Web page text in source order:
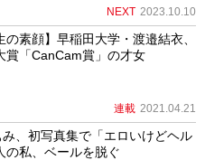
NEXT 2023.10.10
の素顔】早稲田大学・渡邉結衣、
賞「CanCam賞」の才女
連載 2021.04.21
、初写真集で「エロいけどヘル
の私、ベールを脱ぐ